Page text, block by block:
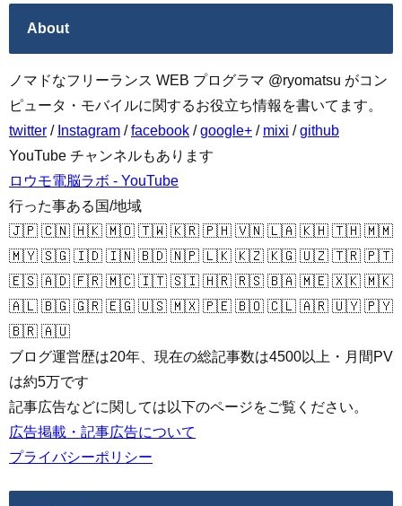
About
ノマドなフリーランス WEB プログラマ @ryomatsu がコン
ピュータ・モバイルに関するお役立ち情報を書いてます。
twitter / Instagram /facebook /google+ / mixi /github
YouTube チャンネルもあります
ロウモ電脳ラボ - YouTube
行った事ある国/地域
🇯🇵 🇨🇳 🇭🇰 🇲🇴 🇹🇼 🇰🇷 🇵🇭 🇻🇳 🇱🇦 🇰🇭 🇹🇭 🇲🇲
🇲🇾 🇸🇬 🇮🇩 🇮🇳 🇧🇩 🇳🇵 🇱🇰 🇰🇿 🇰🇬 🇺🇿 🇹🇷 🇵🇹
🇪🇸 🇦🇩 🇫🇷 🇲🇨 🇮🇹 🇸🇮 🇭🇷 🇷🇸 🇧🇦 🇲🇪 🇽🇰 🇲🇰
🇦🇱 🇧🇬 🇬🇷 🇪🇬 🇺🇸 🇲🇽 🇵🇪 🇧🇴 🇨🇱 🇦🇷 🇺🇾 🇵🇾
🇧🇷 🇦🇺
ブログ運営歴は20年、現在の総記事数は4500以上・月間PV
は約5万です
記事広告などに関しては以下のページをご覧ください。
広告掲載・記事広告について
プライバシーポリシー